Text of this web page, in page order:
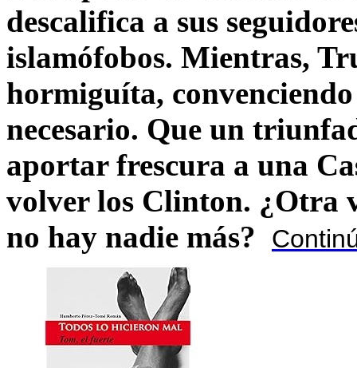
descalifica a sus
islamófobos. Mientras,
hormiguíta,
necesario. Que un
aportar frescura a una
volver los Clinton. ¿Otra
no hay nadie más?